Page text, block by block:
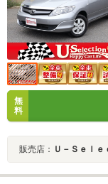
無
料
販売店： Ｕ－Ｓｅｌ